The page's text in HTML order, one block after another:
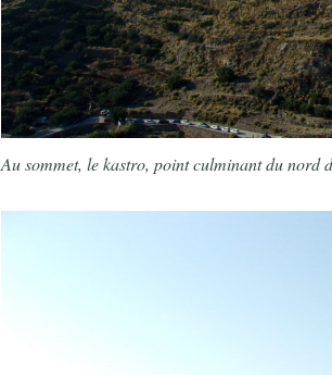
Au sommet, le kastro, point culminant du nord